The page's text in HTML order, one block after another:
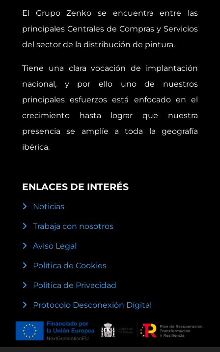
El Grupo Zenko se encuentra entre las
principales Centrales de Compras y Servicios
del sector de la distribución de pintura.
Tiene una clara vocación de implantación
nacional, y por ello uno de nuestros
principales esfuerzos está enfocado en el
crecimiento hasta lograr que nuestra
presencia se amplíe a toda la geografía
ibérica.
ENLACES DE INTERÉS
Noticias
Trabaja con nosotros
Aviso Legal
Política de Cookies
Politica de Privacidad
Protocolo Desconexión Digital